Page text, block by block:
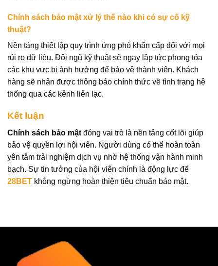
Chính sách bảo mật xử lý thế nào khi có sự cố kỹ
thuật?
Nền tảng thiết lập quy trình ứng phó khẩn cấp đối với mọi
rủi ro dữ liệu. Đội ngũ kỹ thuật sẽ ngay lập tức phong tỏa
các khu vực bị ảnh hưởng để bảo vệ thành viên. Khách
hàng sẽ nhận được thông báo chính thức về tình trạng hệ
thống qua các kênh liên lạc.
Kết luận
Chính sách bảo mật đóng vai trò là nền tảng cốt lõi giúp
bảo vệ quyền lợi hội viên. Người dùng có thể hoàn toàn
yên tâm trải nghiệm dịch vụ nhờ hệ thống vận hành minh
bạch. Sự tin tưởng của hội viên chính là động lực để
28BET không ngừng hoàn thiện tiêu chuẩn bảo mật.